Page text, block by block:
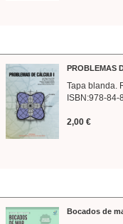
PROBLEMAS
Tapa blanda.
ISBN:978-84-
2,00 €
Bocados de